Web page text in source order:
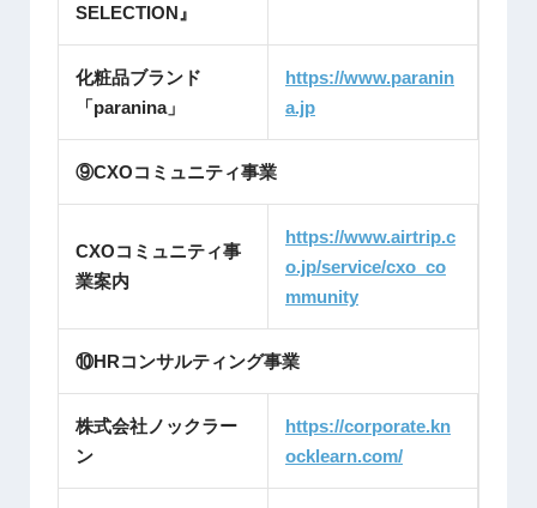
SELECTION』
化粧品ブランド
「paranina」
https://www.paranin
a.jp
⑨CXOコミュニティ事業
CXOコミュニティ事
業案内
https://www.airtrip.c
o.jp/service/cxo_co
mmunity
⑩HRコンサルティング事業
株式会社ノックラー
ン
https://corporate.kn
ocklearn.com/